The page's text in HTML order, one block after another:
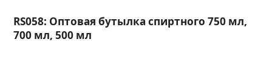
RS058: Оптовая бутылка спиртного 750 мл,
700 мл, 500 мл